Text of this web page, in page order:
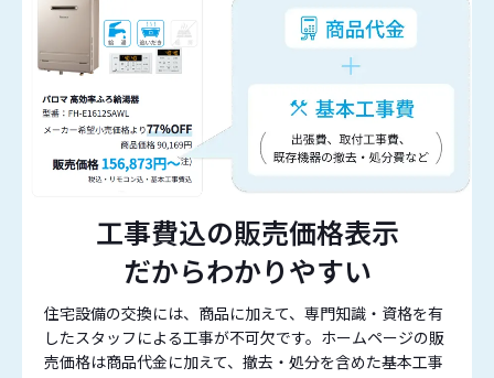
工事費込の販売価格表示
だからわかりやすい
住宅設備の交換には、商品に加えて、専門知識・資格を有
したスタッフによる工事が不可欠です。ホームページの販
売価格は商品代金に加えて、撤去・処分を含めた基本工事